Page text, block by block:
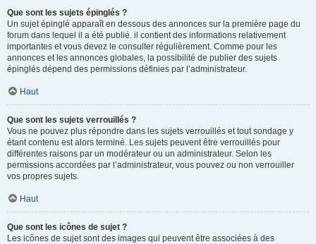
Que sont les sujets épinglés ?
Un sujet épinglé apparaît en dessous des annonces sur la première page du
forum dans lequel il a été publié. il contient des informations relativement
importantes et vous devez le consulter régulièrement. Comme pour les
annonces et les annonces globales, la possibilité de publier des sujets
épinglés dépend des permissions définies par l’administrateur.
Haut
Que sont les sujets verrouillés ?
Vous ne pouvez plus répondre dans les sujets verrouillés et tout sondage y
étant contenu est alors terminé. Les sujets peuvent être verrouillés pour
différentes raisons par un modérateur ou un administrateur. Selon les
permissions accordées par l’administrateur, vous pouvez ou non verrouiller
vos propres sujets.
Haut
Que sont les icônes de sujet ?
Les icônes de sujet sont des images qui peuvent être associées à des